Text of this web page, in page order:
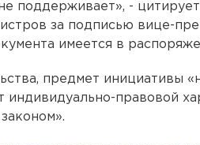
поддерживает», -
за подписью вице-
имеется в
предмет инициативы
индивидуально-правовой